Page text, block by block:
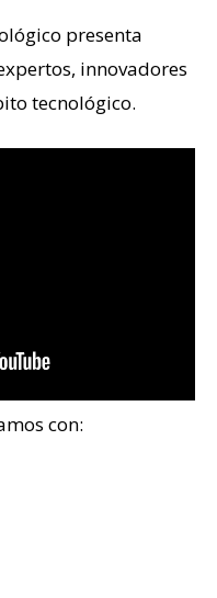
presenta
innovadores
tecnológico.
con: